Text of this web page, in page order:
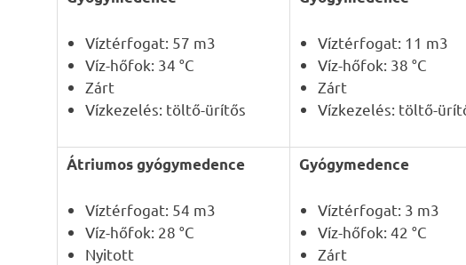
Víztérfogat: 57 m3
Víz-hőfok: 34 °C
Zárt
Vízkezelés: töltő-ürítős
Víztérfogat: 11 m3
Víz-hőfok: 38 °C
Zárt
Vízkezelés: töltő-
Átriumos gyógymedence
Víztérfogat: 54 m3
Víz-hőfok: 28 °C
Nyitott
Gyógymedence
Víztérfogat: 3 m3
Víz-hőfok: 42 °C
Zárt